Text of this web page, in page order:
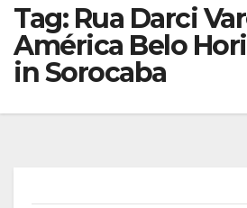
Tag: Rua Darci
América Belo
in Sorocaba